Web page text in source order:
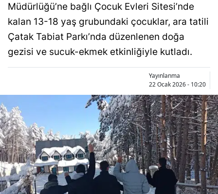
Aydın
Balıkesir
Bilecik
Bingöl
Bitlis
Bolu
Burdur
Bursa
Çanakkale
Müdürlüğü’ne bağlı Çocuk Evleri Sitesi’nde
kalan 13-18 yaş grubundaki çocuklar, ara tatili
Çatak Tabiat Parkı’nda düzenlenen doğa
gezisi ve sucuk-ekmek etkinliğiyle kutladı.
Yayınlanma
22 Ocak 2026 - 10:20